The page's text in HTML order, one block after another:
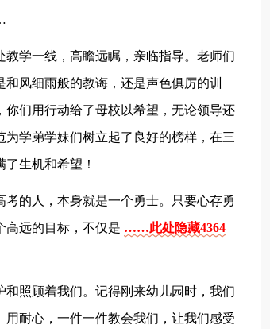
学一线，高瞻远瞩，亲临指导。老师们
风细雨般的教诲，还是声色俱厉的训
们用行动给了母校以希望，无论领导还
学弟学妹们树立起了良好的榜样，在三
生机和希望！
的人，本身就是一个勇士。只要心存勇
高远的目标，不仅是 ……此处隐藏4364
照顾着我们。记得刚来幼儿园时，我们
耐心，一件一件教会我们，让我们感受